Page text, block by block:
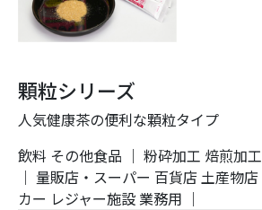
顆粒シリーズ
人気健康茶の便利な顆粒タイプ
飲料 その他食品 ｜ 粉砕加工 焙煎加工
｜ 量販店・スーパー 百貨店土産物店
カー レジャー施設業務用 ｜